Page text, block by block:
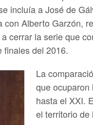
incluía a José de
con Alberto Garzón,
cerrar la serie que
finales del 2016.
La
que ocuparon
hasta el XXI.
el territorio de